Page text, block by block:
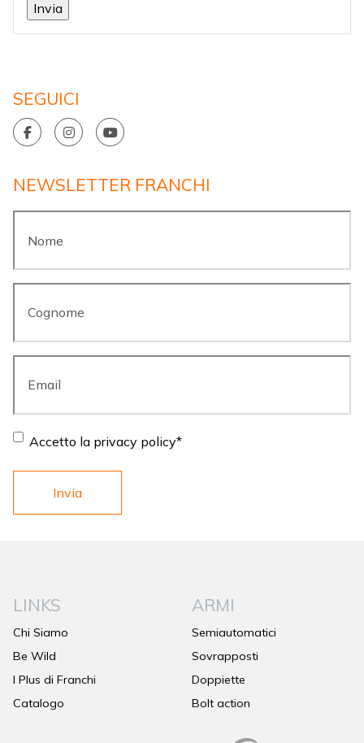
SEGUICI
NEWSLETTER FRANCHI
Consent *
Accetto la privacy policy*
LINKS
Chi Siamo
Be Wild
I Plus di Franchi
Catalogo
ARMI
Semiautomatici
Sovrapposti
Doppiette
Bolt action